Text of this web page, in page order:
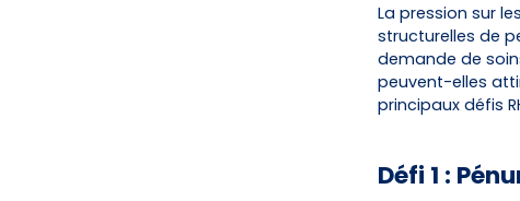
La pression sur
structurelles de
demande de
peuvent-elles
principaux défis
Défi 1 :